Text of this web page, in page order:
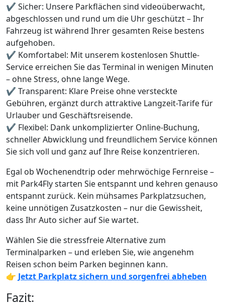
✔ Sicher: Unsere Parkflächen sind videoüberwacht,
abgeschlossen und rund um die Uhr geschützt – Ihr
Fahrzeug ist während Ihrer gesamten Reise bestens
aufgehoben.
✔ Komfortabel: Mit unserem kostenlosen Shuttle-
Service erreichen Sie das Terminal in wenigen Minuten
– ohne Stress, ohne lange Wege.
✔ Transparent: Klare Preise ohne versteckte
Gebühren, ergänzt durch attraktive Langzeit-Tarife für
Urlauber und Geschäftsreisende.
✔ Flexibel: Dank unkomplizierter Online-Buchung,
schneller Abwicklung und freundlichem Service können
Sie sich voll und ganz auf Ihre Reise konzentrieren.
Egal ob Wochenendtrip oder mehrwöchige Fernreise –
mit Park4Fly starten Sie entspannt und kehren genauso
entspannt zurück. Kein mühsames Parkplatzsuchen,
keine unnötigen Zusatzkosten – nur die Gewissheit,
dass Ihr Auto sicher auf Sie wartet.
Wählen Sie die stressfreie Alternative zum
Terminalparken – und erleben Sie, wie angenehm
Reisen schon beim Parken beginnen kann.
👉 Jetzt Parkplatz sichern und sorgenfrei abheben
Fazit: